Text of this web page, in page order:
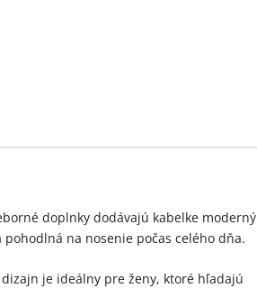
doplnky dodávajú kabelke moderný
na nosenie počas celého dňa.
je ideálny pre ženy, ktoré hľadajú